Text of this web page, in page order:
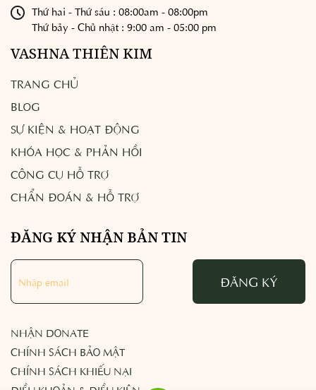
Thứ hai - Thứ sáu : 08:00am - 08:00pm
Thứ bảy - Chủ nhật : 9:00 am - 05:00 pm
VASHNA THIÊN KIM
TRANG CHỦ
BLOG
SỰ KIỆN & HOẠT ĐỘNG
KHÓA HỌC & PHẢN HỒI
CÔNG CỤ HỖ TRỢ
CHẨN ĐOÁN & HỖ TRỢ
ĐĂNG KÝ NHẬN BẢN TIN
ĐĂNG KÝ
NHẬN DONATE
CHÍNH SÁCH BẢO MẬT
CHÍNH SÁCH KHIẾU NẠI